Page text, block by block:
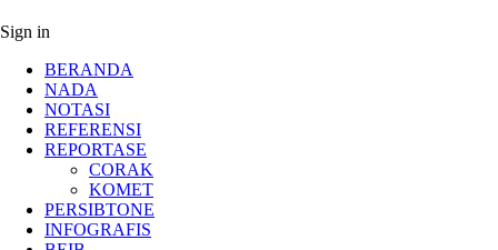
Sign in
BERANDA
NADA
NOTASI
REFERENSI
REPORTASE
CORAK
KOMET
PERSIBTONE
INFOGRAFIS